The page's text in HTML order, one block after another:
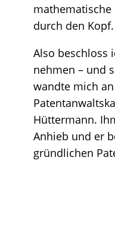
mathematische
durch den Kopf.
Also beschloss
nehmen – und
wandte mich an
Hüttermann.
Anhieb und er
gründlichen